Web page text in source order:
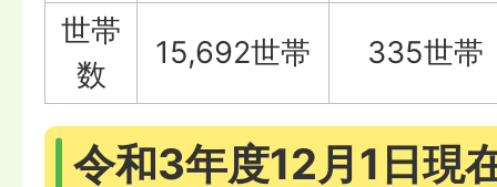
世帯
数
15,692世帯 335世帯
令和3年度12月1日現